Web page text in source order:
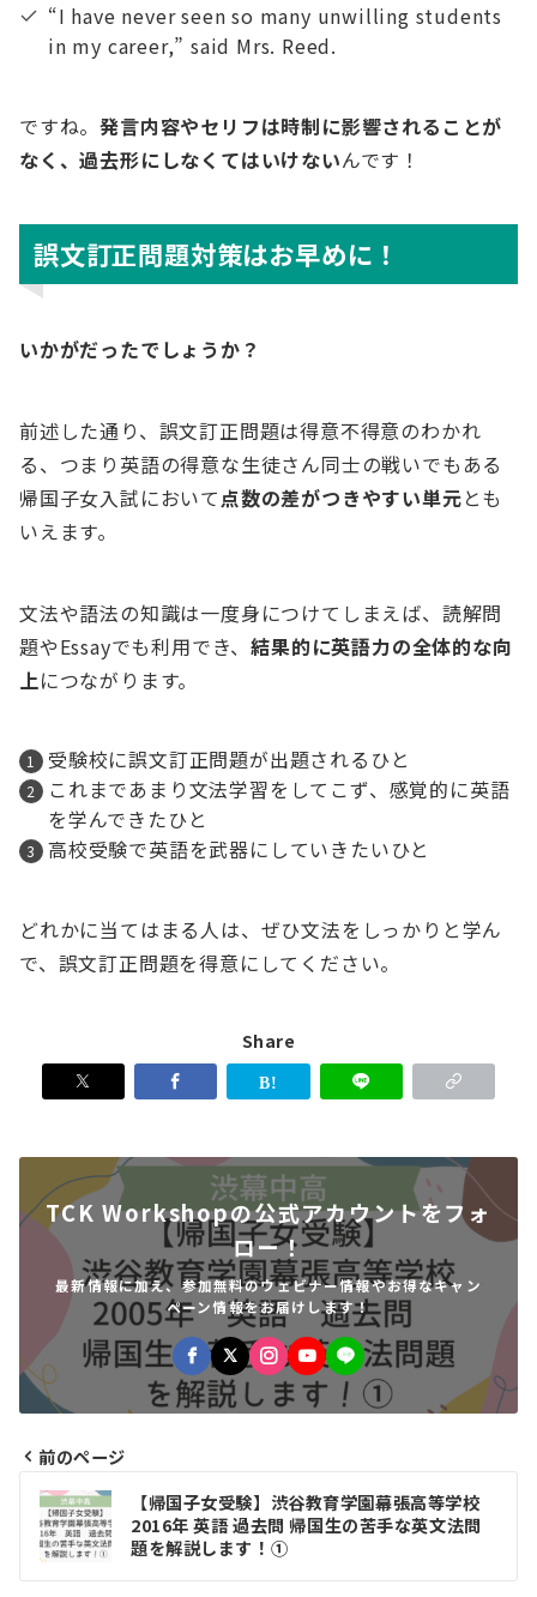
“I have never seen so many unwilling students
in my career,” said Mrs. Reed.
ですね。発言内容やセリフは時制に影響されることが
なく、過去形にしなくてはいけないんです！
誤文訂正問題対策はお早めに！
いかがだったでしょうか？
前述した通り、誤文訂正問題は得意不得意のわかれ
る、つまり英語の得意な生徒さん同士の戦いでもある
帰国子女入試において点数の差がつきやすい単元とも
いえます。
文法や語法の知識は一度身につけてしまえば、読解問
題やEssayでも利用でき、結果的に英語力の全体的な向
上につながります。
受験校に誤文訂正問題が出題されるひと
これまであまり文法学習をしてこず、感覚的に英語
を学んできたひと
高校受験で英語を武器にしていきたいひと
どれかに当てはまる人は、ぜひ文法をしっかりと学ん
で、誤文訂正問題を得意にしてください。
Share
TCK Workshopの公式アカウントをフォ
ロー！
最新情報に加え、参加無料のウェビナー情報やお得なキャン
ペーン情報をお届けします！
投
稿
ナ
前のページ
【帰国子女受験】渋谷教育学園幕張高等学校
2016年 英語 過去問 帰国生の苦手な英文法問
題を解説します！①